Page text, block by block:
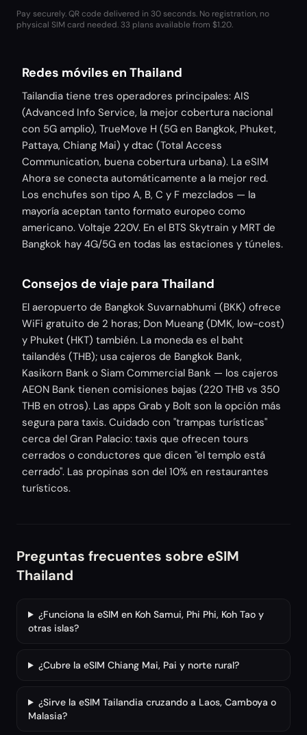
Pay securely. QR code delivered in 30 seconds. No registration, no
physical SIM card needed. 33 plans available from $1.20.
Redes móviles en Thailand
Tailandia tiene tres operadores principales: AIS
(Advanced Info Service, la mejor cobertura nacional
con 5G amplio), TrueMove H (5G en Bangkok, Phuket,
Pattaya, Chiang Mai) y dtac (Total Access
Communication, buena cobertura urbana). La eSIM
Ahora se conecta automáticamente a la mejor red.
Los enchufes son tipo A, B, C y F mezclados — la
mayoría aceptan tanto formato europeo como
americano. Voltaje 220V. En el BTS Skytrain y MRT de
Bangkok hay 4G/5G en todas las estaciones y túneles.
Consejos de viaje para Thailand
El aeropuerto de Bangkok Suvarnabhumi (BKK) ofrece
WiFi gratuito de 2 horas; Don Mueang (DMK, low-cost)
y Phuket (HKT) también. La moneda es el baht
tailandés (THB); usa cajeros de Bangkok Bank,
Kasikorn Bank o Siam Commercial Bank — los cajeros
AEON Bank tienen comisiones bajas (220 THB vs 350
THB en otros). Las apps Grab y Bolt son la opción más
segura para taxis. Cuidado con "trampas turísticas"
cerca del Gran Palacio: taxis que ofrecen tours
cerrados o conductores que dicen "el templo está
cerrado". Las propinas son del 10% en restaurantes
turísticos.
Preguntas frecuentes sobre eSIM
Thailand
¿Funciona la eSIM en Koh Samui, Phi Phi, Koh Tao y
otras islas?
¿Cubre la eSIM Chiang Mai, Pai y norte rural?
¿Sirve la eSIM Tailandia cruzando a Laos, Camboya o
Malasia?